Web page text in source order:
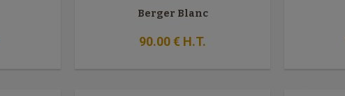
Berger Blanc
90.00€ H.T.